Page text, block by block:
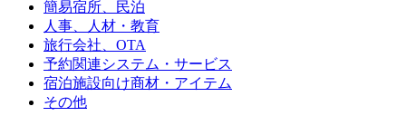
簡易宿所、民泊
人事、人材・教育
旅行会社、OTA
予約関連システム・サービス
宿泊施設向け商材・アイテム
その他